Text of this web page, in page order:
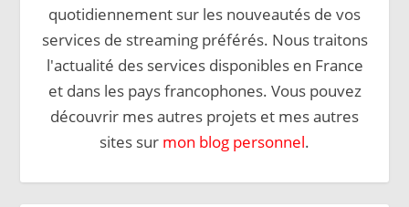
quotidiennement sur les nouveautés de vos
services de streaming préférés. Nous traitons
l'actualité des services disponibles en France
et dans les pays francophones. Vous pouvez
découvrir mes autres projets et mes autres
sites sur mon blog personnel.